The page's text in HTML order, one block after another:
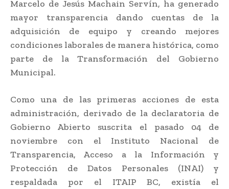
Marcelo de Jesús Machain Servín, ha generado
mayor transparencia dando cuentas de la
adquisición de equipo y creando mejores
condiciones laborales de manera histórica, como
parte de la Transformación del Gobierno
Municipal.
Como una de las primeras acciones de esta
administración, derivado de la declaratoria de
Gobierno Abierto suscrita el pasado 04 de
noviembre con el Instituto Nacional de
Transparencia, Acceso a la Información y
Protección de Datos Personales (INAI) y
respaldada por el ITAIP BC, existía el